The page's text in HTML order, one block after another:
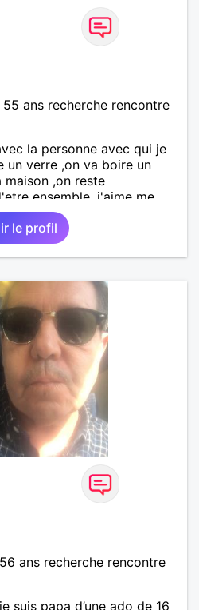
ans recherche rencontre
la personne avec qui je
un verre ,on va boire un
,on reste
ensemble .j'aime me
regarder des film , aller au
dessus tous rire
le profil
ans recherche rencontre
suis papa d’une ado de 16